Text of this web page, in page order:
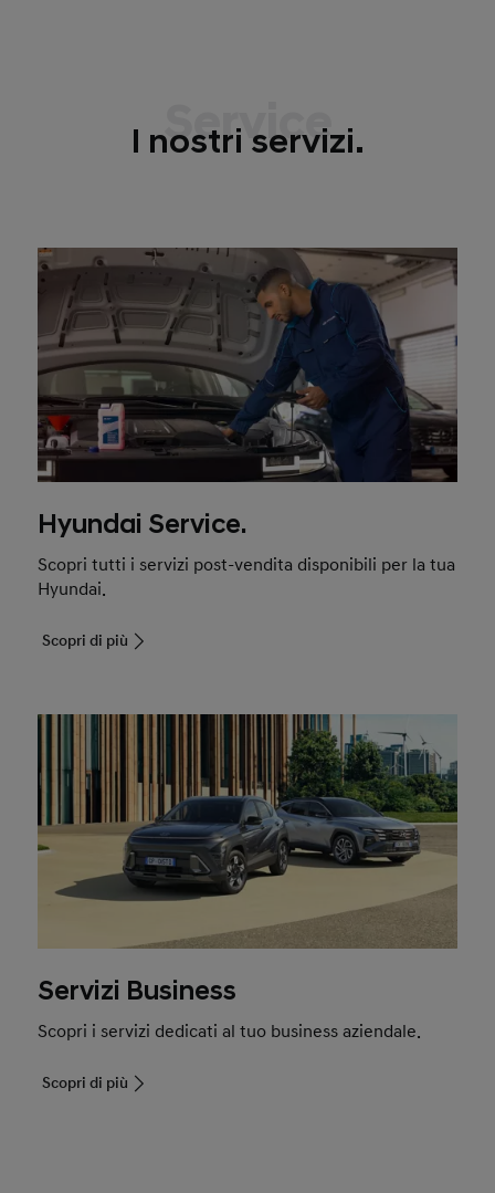
Service
I nostri servizi.
Hyundai Service.
Scopri tutti i servizi post-vendita disponibili per la tua
Hyundai.
Scopri di più
Servizi Business
Scopri i servizi dedicati al tuo business aziendale.
Scopri di più